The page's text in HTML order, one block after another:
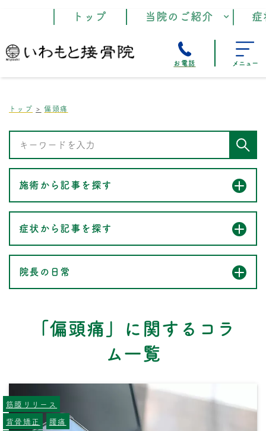
トップ 当院のご紹介
お電話 メニュー
トップ 偏頭痛
施術から記事を探す
症状から記事を探す
院長の日常
「偏頭痛」に関するコラ
ム一覧
筋膜リリース
背骨矯正
腰痛